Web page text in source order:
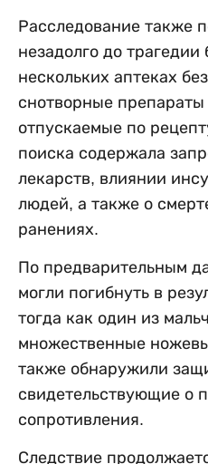
Расследование также
незадолго до
нескольких аптеках
снотворные препараты
отпускаемые по
поиска содержала
лекарств, влиянии
людей, а также о
ранениях.
По предварительным
могли погибнуть в
тогда как один из
множественные
также обнаружили
свидетельствующие о
сопротивления.
Следствие